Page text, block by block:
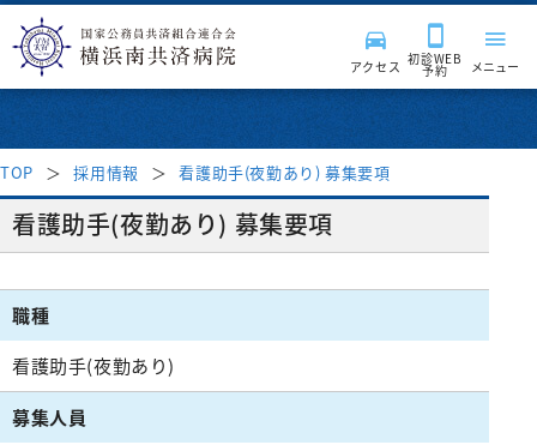
アクセス 初診WEB
予約 メニュー
来院される皆様へ
受付時間・案内
受診案内
はじめて受診される方
入院・面会
診療科・部門
診療科
消化器内科
診療サポート部門
病院紹介
病院長挨拶
医療関係者の方へ
TOP 採用情報 看護助手(夜勤あり) 募集要項
看護助手(夜勤あり) 募集要項
職種
看護助手(夜勤あり)
募集人員